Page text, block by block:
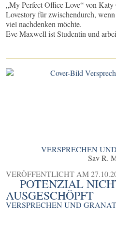
„My Perfect Office Love“ von
Lovestory für zwischendurch,
viel nachdenken möchte.
Eve Maxwell ist Studentin und
VERSPRECHEN
Sav R.
VERÖFFENTLICHT AM
POTENZIAL
AUSGESCHÖPFT
VERSPRECHEN UND